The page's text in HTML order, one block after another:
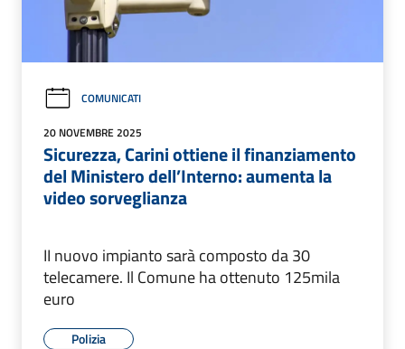
COMUNICATI
20 NOVEMBRE 2025
Sicurezza, Carini ottiene il finanziamento
del Ministero dell’Interno: aumenta la
video sorveglianza
II nuovo impianto sarà composto da 30
telecamere. Il Comune ha ottenuto 125mila
euro
Polizia